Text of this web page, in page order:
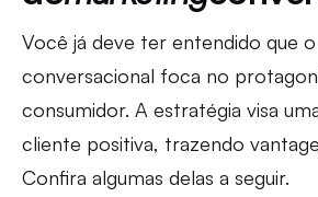
Você já deve ter entendido que
conversacional foca no
consumidor. A estratégia visa
cliente positiva, trazendo
Confira algumas delas a seguir.